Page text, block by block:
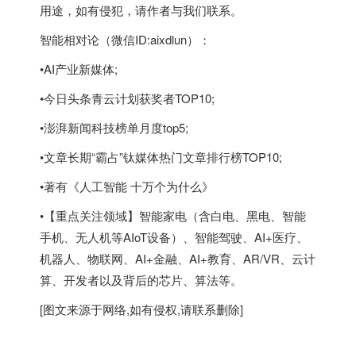
用途，如有侵犯，请作者与我们联系。
智能相对论（微信ID:aixdlun）：
•AI产业新媒体;
•今日头条青云计划获奖者TOP10;
•澎湃新闻科技榜单月度top5;
•文章长期“霸占”钛媒体热门文章排行榜TOP10;
•著有《人工智能 十万个为什么》
•【重点关注领域】智能家电（含白电、黑电、智能
手机、无人机等AIoT设备）、智能驾驶、AI+医疗、
机器人、物联网、AI+金融、AI+教育、AR/VR、云计
算、开发者以及背后的芯片、算法等。
[图文来源于网络,如有侵权,请联系删除]